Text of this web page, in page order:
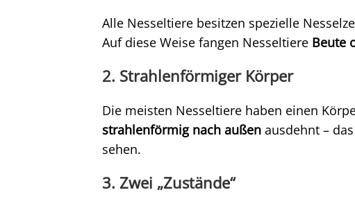
Alle Nesseltiere besitzen spezielle
Auf diese Weise fangen Nesseltiere Beute
2. Strahlenförmiger Körper
Die meisten Nesseltiere haben einen
strahlenförmig nach außen ausdehnt –
sehen.
3. Zwei „Zustände“